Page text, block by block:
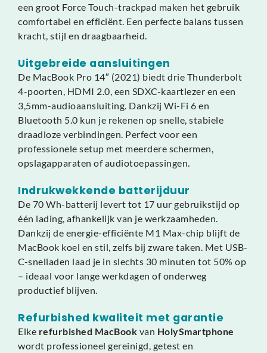
een groot Force Touch-trackpad maken het gebruik
comfortabel en efficiënt. Een perfecte balans tussen
kracht, stijl en draagbaarheid.
Uitgebreide aansluitingen
De MacBook Pro 14″ (2021) biedt drie Thunderbolt
4-poorten, HDMI 2.0, een SDXC-kaartlezer en een
3,5mm-audioaansluiting. Dankzij Wi-Fi 6 en
Bluetooth 5.0 kun je rekenen op snelle, stabiele
draadloze verbindingen. Perfect voor een
professionele setup met meerdere schermen,
opslagapparaten of audiotoepassingen.
Indrukwekkende batterijduur
De 70 Wh-batterij levert tot 17 uur gebruikstijd op
één lading, afhankelijk van je werkzaamheden.
Dankzij de energie-efficiënte M1 Max-chip blijft de
MacBook koel en stil, zelfs bij zware taken. Met USB-
C-snelladen laad je in slechts 30 minuten tot 50% op
– ideaal voor lange werkdagen of onderweg
productief blijven.
Refurbished kwaliteit met garantie
Elke refurbished MacBook van HolySmartphone
wordt professioneel gereinigd, getest en